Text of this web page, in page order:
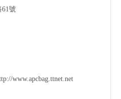
61號
www.apcbag.ttnet.net